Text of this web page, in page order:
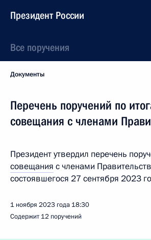
Президент России
Все поручения
Документы
Перечень поручений по
совещания с членами
Президент утвердил перечень
совещания с членами
состоявшегося 27 сентября 2023
1 ноября 2023 года 18:30
Содержит 12 поручений